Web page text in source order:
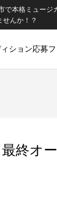
本格ミュー
んか！？
ション応募
終オ